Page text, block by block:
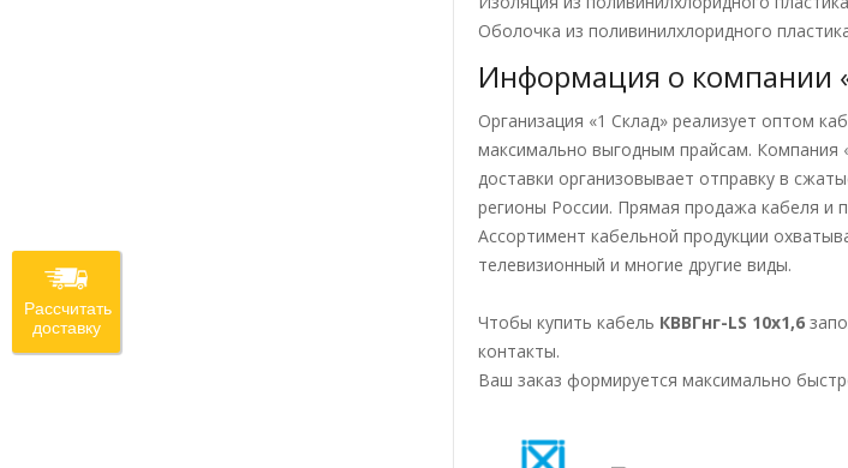
Оболочка из поливинилхлоридного
Информация о компании
Организация «1 Склад» реализует оптом
максимально выгодным прайсам. Компания
доставки организовывает отправку в
регионы России. Прямая продажа кабеля и
Ассортимент кабельной продукции
телевизионный и многие другие виды.
Чтобы купить кабель КВВГнг-LS 10х1,6
контакты.
Ваш заказ формируется максимально
Рассчитать
доставку